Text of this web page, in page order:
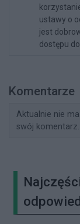
ustawy o
jest
dostępu
Komentarze
Aktualnie nie
swój komentarz.